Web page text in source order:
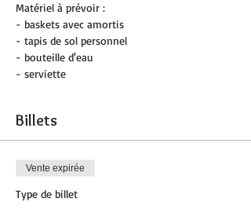
Matériel à prévoir :
- baskets avec amortis
- tapis de sol personnel
- bouteille d'eau
- serviette
Billets
Vente expirée
Type de billet